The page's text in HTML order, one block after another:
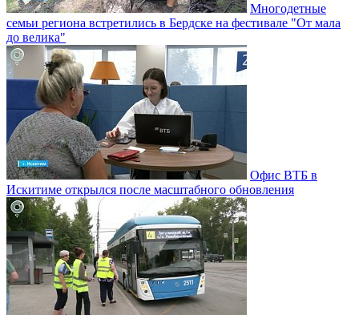
Многодетные
семьи региона встретились в Бердске на фестивале "От мала
до велика"
Офис ВТБ в
Искитиме открылся после масштабного обновления